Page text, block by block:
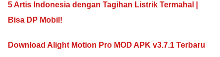
5 Artis Indonesia dengan Tagihan Listrik Termahal |
Bisa DP Mobil!
Download Alight Motion Pro MOD APK v3.7.1 Terbaru